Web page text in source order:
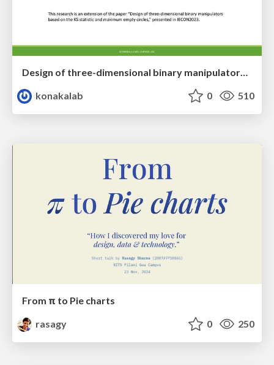
Design of three-dimensional binary manipulators for pick-and-place task avoiding obstacles (IECON2024)
konakalab
0 510
From π to Pie charts
rasagy
0 250